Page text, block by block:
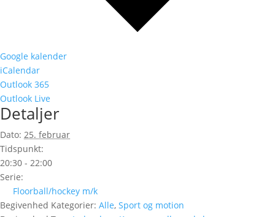
Google kalender
iCalendar
Outlook 365
Outlook Live
Detaljer
Dato: 25. februar
Tidspunkt:
20:30 - 22:00
Serie:
Floorball/hockey m/k
Begivenhed Kategorier: Alle, Sport og motion